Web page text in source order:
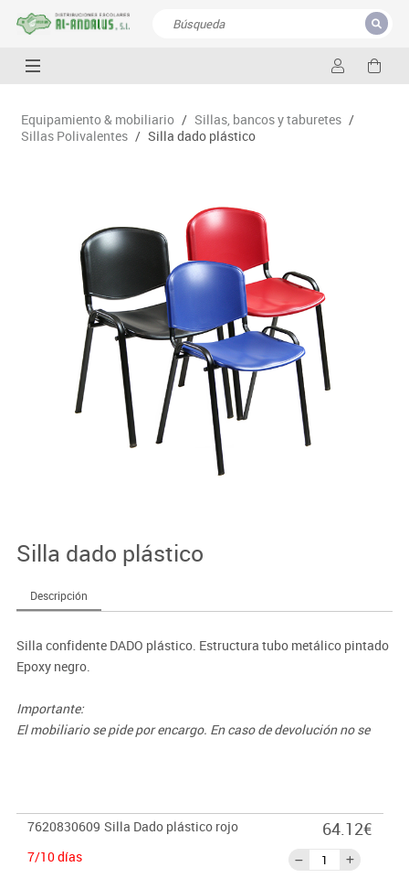
CERRAR
Equipamiento & mobiliario / Sillas, bancos y taburetes /
Sillas Polivalentes / Silla dado plástico
Silla dado plástico
Descripción
Silla confidente DADO plástico. Estructura tubo metálico pintado
Epoxy negro.
Importante:
El mobiliario se pide por encargo. En caso de devolución no se
7620830609 Silla Dado plástico rojo
7/10 días
64.12€